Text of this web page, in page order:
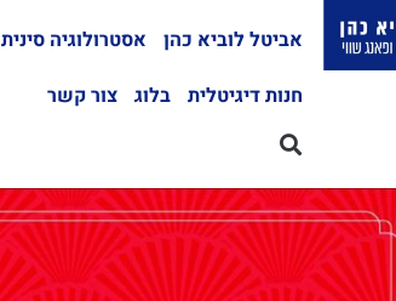
אביטל לוביא כהן אסטרולוגיה סינית
חנות דיגיטלית
בלוג צור קשר